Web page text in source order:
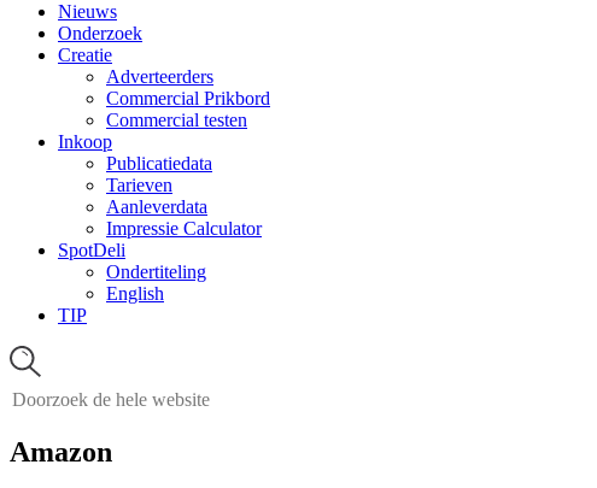
Nieuws
Onderzoek
Creatie
Adverteerders
Commercial Prikbord
Commercial testen
Inkoop
Publicatiedata
Tarieven
Aanleverdata
Impressie Calculator
SpotDeli
Ondertiteling
English
TIP
Amazon